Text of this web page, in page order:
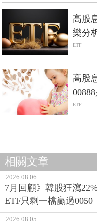
高股
樂分
得輸
ETF
高股
ETF
ETF
相關文章
2026.08.06
7月回顧》韓股狂瀉
ETF只剩一檔贏過0050
2026.08.05